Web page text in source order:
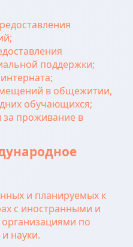
поддержки;
в общежитии,
обучающихся;
проживание в
и планируемых к
с иностранными и
по
науки.
д. 21